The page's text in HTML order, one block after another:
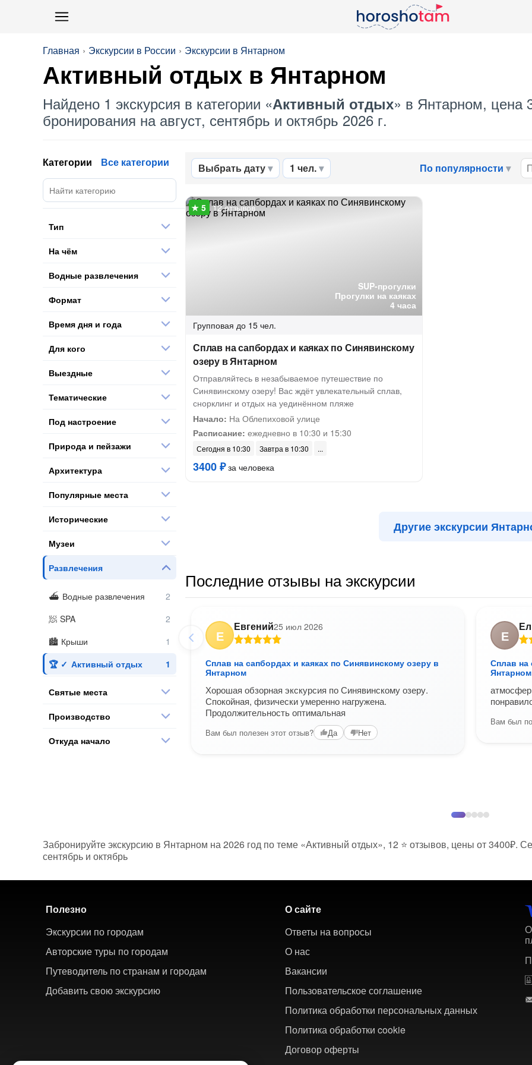
Главная Экскурсии в России Экскурсии в Янтарном
Активный отдых в Янтарном
Найдено 1 экскурсия в категории «Активный отдых» в Янтарном, цена
бронирования на август, сентябрь и октябрь 2026 г.
Выбрать дату 1 чел. По популярности
SUP-прогулки
Прогулки на каяках
4 часа
12 отзывов
Групповая до 15 чел.
Сплав на сапбордах и каяках по Синявинскому
озеру в Янтарном
Отправляйтесь в незабываемое путешествие по
Синявинскому озеру! Вас ждёт увлекательный сплав,
снорклинг и отдых на уединённом пляже
Начало: На Облепиховой улице
Расписание: ежедневно в 10:30 и 15:30
Сегодня в 10:30 Завтра в 10:30
3400 ₽за человека
Другие экскурсии
Последние отзывы на экскурсии
Е
Евгений25 июл 2026
Сплав на сапбордах и каяках по Синявинскому озеру в
Янтарном
Хорошая обзорная экскурсия по Синявинскому озеру.
Спокойная, физически умеренно нагружена.
Продолжительность оптимальная
Вам был полезен этот отзыв? Да Нет
Е
Сплав на
Янтарном
Вам был
Категории Все категории
Тип
На чём
Водные развлечения
Формат
Время дня и года
Для кого
Выездные
Тематические
Под настроение
Природа и пейзажи
Архитектура
Популярные места
Исторические
Музеи
Развлечения
Водные развлечения
SPA
Крыши
Активный отдых
Святые места
Производство
Откуда начало
Забронируйте экскурсию в Янтарном на 2026 год по теме «Активный отдых», 12 ⭐ отзывов, цены от 3400₽.
сентябрь и октябрь
Полезно
Экскурсии по городам
Авторские туры по городам
Путеводитель по странам и городам
Добавить свою экскурсию
О сайте
Ответы на вопросы
О нас
Вакансии
Пользовательское соглашение
Политика обработки персональных данных
Политика обработки cookie
Договор оферты